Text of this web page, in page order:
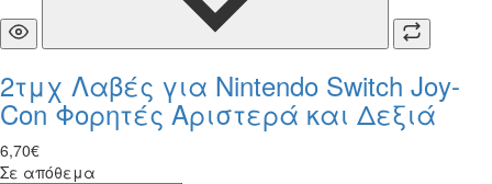
2τμχ Λαβές για Nintendo Switch Joy-
Con Φορητές Αριστερά και Δεξιά
6,70€
Σε απόθεμα